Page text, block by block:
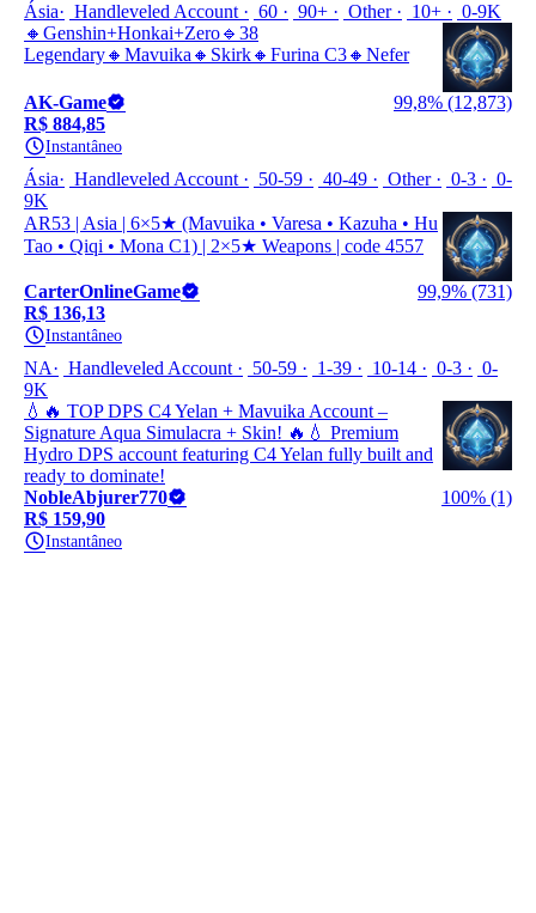
Ásia Handleveled Account 60 90+ Other 10+
0-9K
🔸Genshin+Honkai+Zero🔹38
Legendary🔸Mavuika🔸Skirk🔸Furina C3🔸Nefer
AK-Game
99,8% (12,873)
R$ 884,85
Instantâneo
Ásia Handleveled Account 50-59 40-49 Other 0-3
0-
9K
AR53 | Asia | 6×5★ (Mavuika • Varesa • Kazuha • Hu
Tao • Qiqi • Mona C1) | 2×5★ Weapons | code 4557
CarterOnlineGame
99,9% (731)
R$ 136,13
Instantâneo
NA Handleveled Account 50-59 1-39 10-14 0-3
0-
9K
💧🔥 TOP DPS C4 Yelan + Mavuika Account –
Signature Aqua Simulacra + Skin! 🔥💧 Premium
Hydro DPS account featuring C4 Yelan fully built and
ready to dominate!
NobleAbjurer770
100% (1)
R$ 159,90
Instantâneo